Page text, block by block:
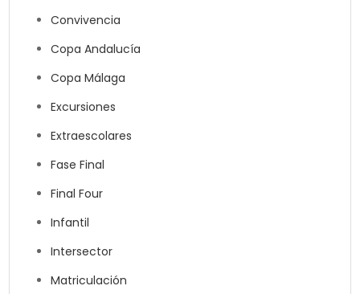
Convivencia
Copa Andalucía
Copa Málaga
Excursiones
Extraescolares
Fase Final
Final Four
Infantil
Intersector
Matriculación